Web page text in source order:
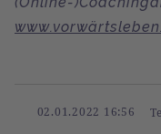
02.01.2022 16:56